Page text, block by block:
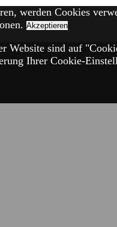
werden Cookies
Akzeptieren
Website sind auf
Ihrer Cookie-